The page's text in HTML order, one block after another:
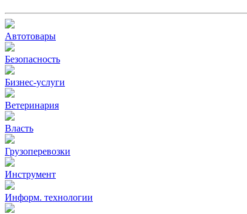
Автотовары
Безопасность
Бизнес-услуги
Ветеринария
Власть
Грузоперевозки
Инструмент
Информ. технологии